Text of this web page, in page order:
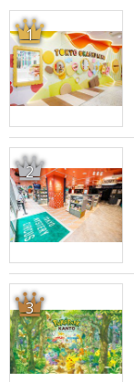
1
2
3